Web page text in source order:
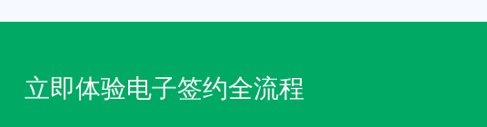
立即体验电子签约全流程